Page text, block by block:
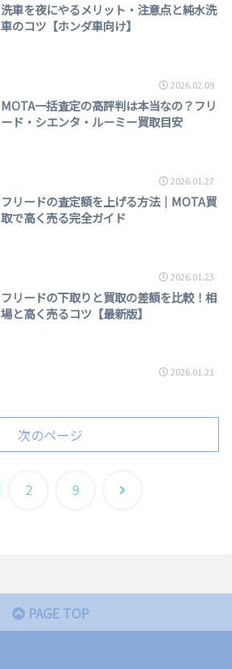
洗車を夜にやるメリット・注意点と純水洗
車のコツ【ホンダ車向け】
2026.02.09
MOTA一括査定の高評判は本当なの？フリ
ード・シエンタ・ルーミー買取目安
2026.01.27
フリードの査定額を上げる方法｜MOTA買
取で高く売る完全ガイド
2026.01.23
フリードの下取りと買取の差額を比較！相
場と高く売るコツ【最新版】
2026.01.21
次のページ
2 9
次
PAGE TOP